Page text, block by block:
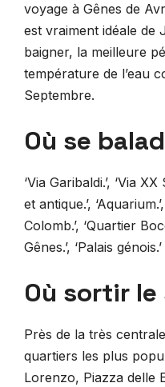
voyage à Gênes de
est vraiment idéale de
baigner, la meilleure
température de l’eau
Septembre.
Où se
‘Via Garibaldi.’, ‘Via
et antique.’,
Colomb.’, ‘Quartier
Gênes.’, ‘Palais génois.’
Où sortir le
Près de la très
quartiers les plus
Lorenzo, Piazza delle